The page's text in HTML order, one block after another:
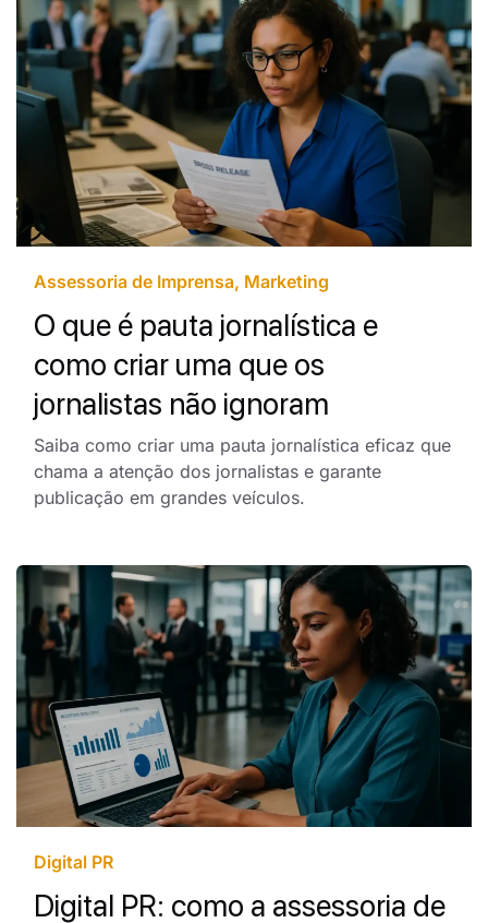
Assessoria de Imprensa, Marketing
O que é pauta jornalística e
como criar uma que os
jornalistas não ignoram
Saiba como criar uma pauta jornalística eficaz que
chama a atenção dos jornalistas e garante
publicação em grandes veículos.
Digital PR
Digital PR: como a assessoria de